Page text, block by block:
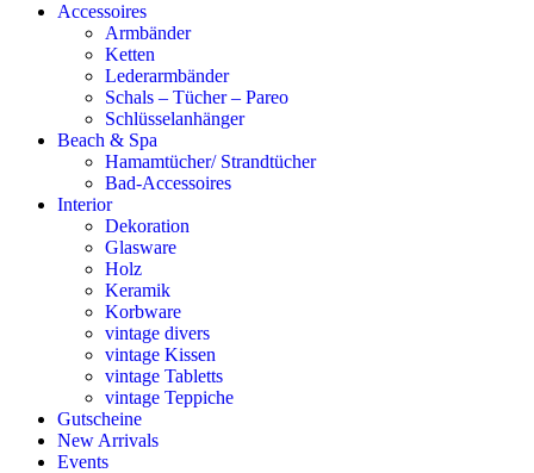
Accessoires
Armbänder
Ketten
Lederarmbänder
Schals – Tücher – Pareo
Schlüsselanhänger
Beach & Spa
Hamamtücher/ Strandtücher
Bad-Accessoires
Interior
Dekoration
Glasware
Holz
Keramik
Korbware
vintage divers
vintage Kissen
vintage Tabletts
vintage Teppiche
Gutscheine
New Arrivals
Events